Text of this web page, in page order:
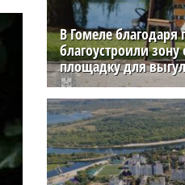
В Гомеле
благоустроили
площадку для